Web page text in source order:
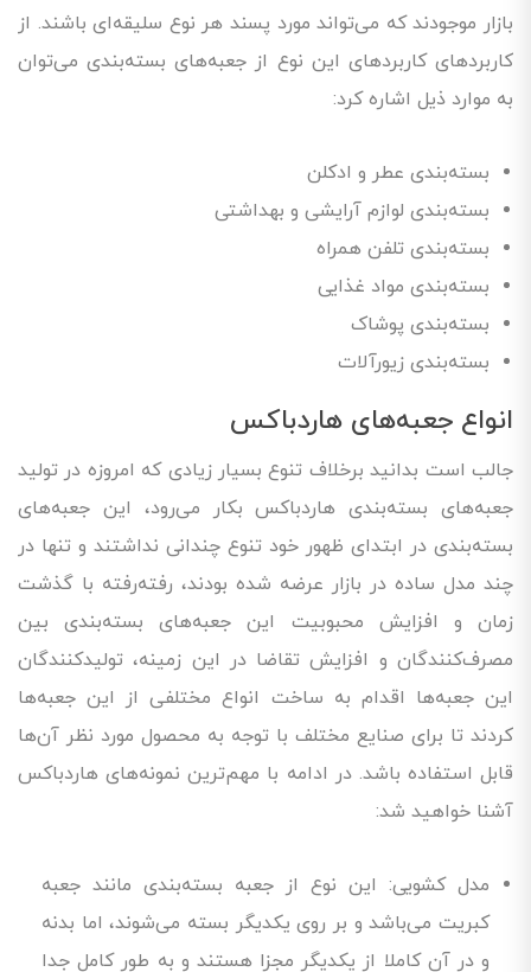
بازار موجودند که می‌تواند مورد پسند هر نوع سلیقه‌ای باشند. از
کاربردهای کاربردهای این نوع از جعبه‌های بسته‌بندی می‌توان
به موارد ذیل اشاره کرد:
بسته‌بندی عطر و ادکلن
بسته‌بندی لوازم آرایشی و بهداشتی
بسته‌بندی تلفن همراه
بسته‌بندی مواد غذایی
بسته‌بندی پوشاک
بسته‌بندی زیورآلات
انواع جعبه‌های هاردباکس
جالب است بدانید برخلاف تنوع بسیار زیادی که امروزه در تولید
جعبه‌های بسته‌بندی هاردباکس بکار می‌رود، این جعبه‌های
بسته‌بندی در ابتدای ظهور خود تنوع چندانی نداشتند و تنها در
چند مدل ساده در بازار عرضه شده بودند، رفته‌رفته با گذشت
زمان و افزایش محبوبیت این جعبه‌های بسته‌بندی بین
مصرف‌کنندگان و افزایش تقاضا در این زمینه، تولیدکنندگان
این جعبه‌ها اقدام به ساخت انواع مختلفی از این جعبه‌ها
کردند تا برای صنایع مختلف با توجه به محصول مورد نظر آن‌ها
قابل استفاده باشد. در ادامه با مهم‌ترین نمونه‌های هاردباکس
آشنا خواهید شد:
مدل کشویی: این نوع از جعبه بسته‌بندی مانند جعبه
کبریت می‌باشد و بر روی یکدیگر بسته می‌شوند، اما بدنه
و در آن کاملا از یکدیگر مجزا هستند و به طور کامل جدا